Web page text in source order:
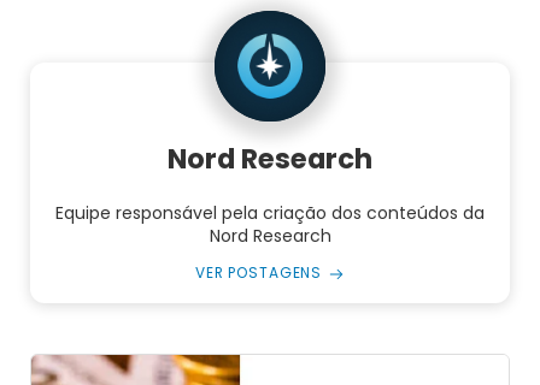
Nord Research
Equipe responsável pela criação dos conteúdos da
Nord Research
VER POSTAGENS